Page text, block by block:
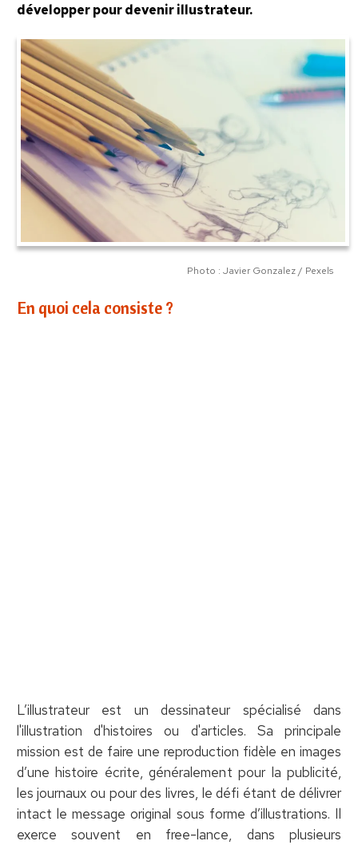
développer pour devenir illustrateur.
Photo : Javier Gonzalez / Pexels
En quoi cela consiste ?
L’illustrateur est un dessinateur spécialisé dans
l'illustration d'histoires ou d'articles. Sa principale
mission est de faire une reproduction fidèle en images
d’une histoire écrite, généralement pour la publicité,
les journaux ou pour des livres, le défi étant de délivrer
intact le message original sous forme d’illustrations. Il
exerce souvent en free-lance, dans plusieurs